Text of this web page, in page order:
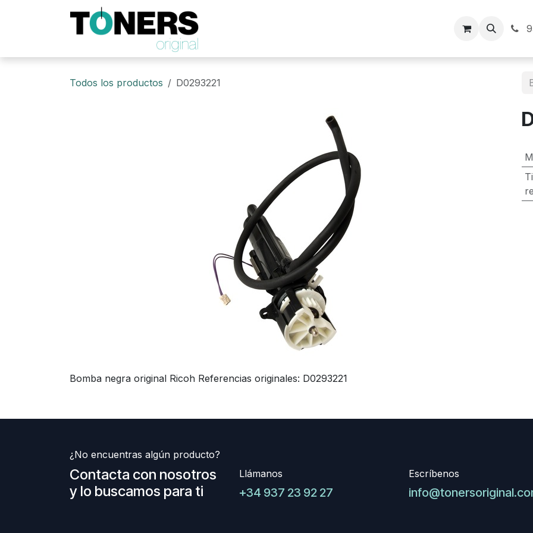
Todos los productos D0293221
Bomba negra original Ricoh Referencias originales: D0293221
¿No encuentras algún producto?
Contacta con nosotros
y lo buscamos para ti
Llámanos
+34 937 23 92 27
Escríbenos